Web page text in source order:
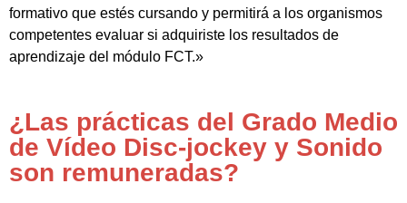
formativo que estés cursando y permitirá a los organismos
competentes evaluar si adquiriste los resultados de
aprendizaje del módulo FCT.»
¿Las prácticas del Grado Medio
de Vídeo Disc-jockey y Sonido
son remuneradas?